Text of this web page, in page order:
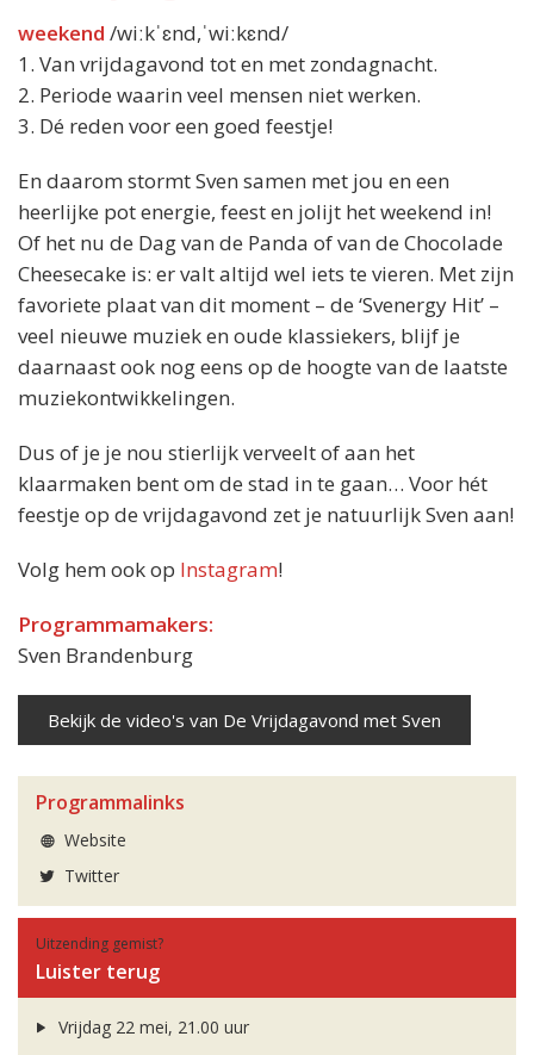
weekend /wiːkˈɛnd,ˈwiːkɛnd/
1. Van vrijdagavond tot en met zondagnacht.
2. Periode waarin veel mensen niet werken.
3. Dé reden voor een goed feestje!
En daarom stormt Sven samen met jou en een
heerlijke pot energie, feest en jolijt het weekend in!
Of het nu de Dag van de Panda of van de Chocolade
Cheesecake is: er valt altijd wel iets te vieren. Met zijn
favoriete plaat van dit moment – de ‘Svenergy Hit’ –
veel nieuwe muziek en oude klassiekers, blijf je
daarnaast ook nog eens op de hoogte van de laatste
muziekontwikkelingen.
Dus of je je nou stierlijk verveelt of aan het
klaarmaken bent om de stad in te gaan… Voor hét
feestje op de vrijdagavond zet je natuurlijk Sven aan!
Volg hem ook op Instagram!
Programmamakers:
Sven Brandenburg
Bekijk de video's van De Vrijdagavond met Sven
Programmalinks
Website
Twitter
Uitzending gemist?
Luister terug
Vrijdag 22 mei, 21.00 uur